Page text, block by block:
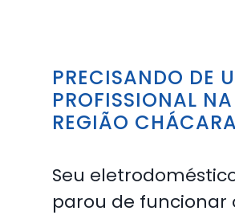
PRECISANDO DE
PROFISSIONAL
REGIÃO
Seu
parou de funcionar